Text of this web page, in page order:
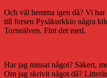
Och väl hemma igen då? Vi
till forsen Pysäkurkkio några
Torneälven. Fint det med.
Har jag missat något? Säkert,
Om jag skrivit något då?